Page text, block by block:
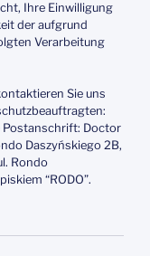
Ihre Einwilligung
der aufgrund
Verarbeitung
Sie uns
Postanschrift: Doctor
Daszyńskiego 2B,
Rondo
“RODO”.